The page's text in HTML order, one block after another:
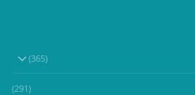
(365)
(291)